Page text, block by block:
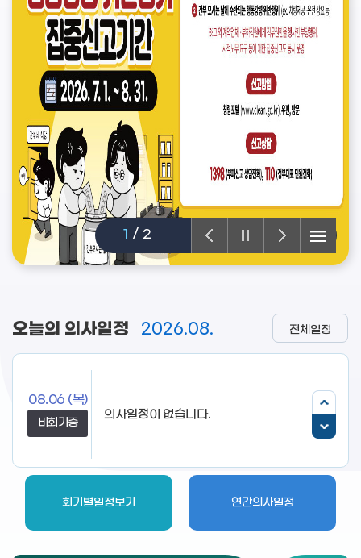
2 /2
오늘의 의사일정 2026.08.
08.06 (목)
비회기중
회기별일정보기 연간의사일정
전체일정